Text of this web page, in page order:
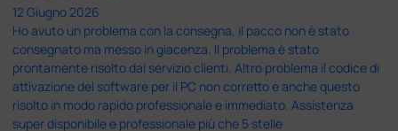
12 Giugno 2026
Ho avuto un problema con la consegna, il pacco non è stato
consegnato ma messo in giacenza. Il problema è stato
prontamente risolto dal servizio clienti. Altro problema il codice di
attivazione del software per il PC non corretto e anche questo
risolto in modo rapido professionale e immediato. Assistenza
super disponibile e professionale più che 5 stelle